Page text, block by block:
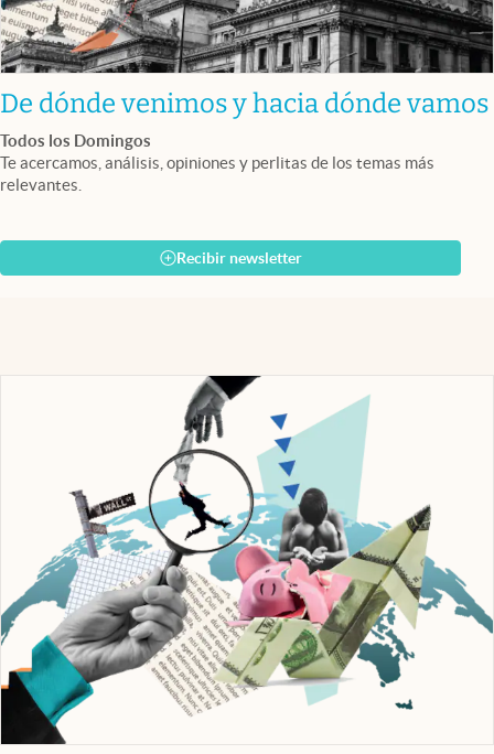
De dónde venimos y hacia dónde vamos
Todos los Domingos
Te acercamos, análisis, opiniones y perlitas de los temas más
relevantes.
Recibir newsletter